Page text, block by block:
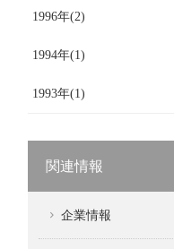
1996年(2)
1994年(1)
1993年(1)
関連情報
企業情報